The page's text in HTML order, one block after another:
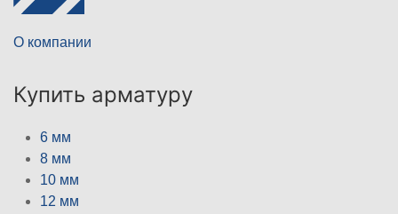
О компании
Купить арматуру
6 мм
8 мм
10 мм
12 мм